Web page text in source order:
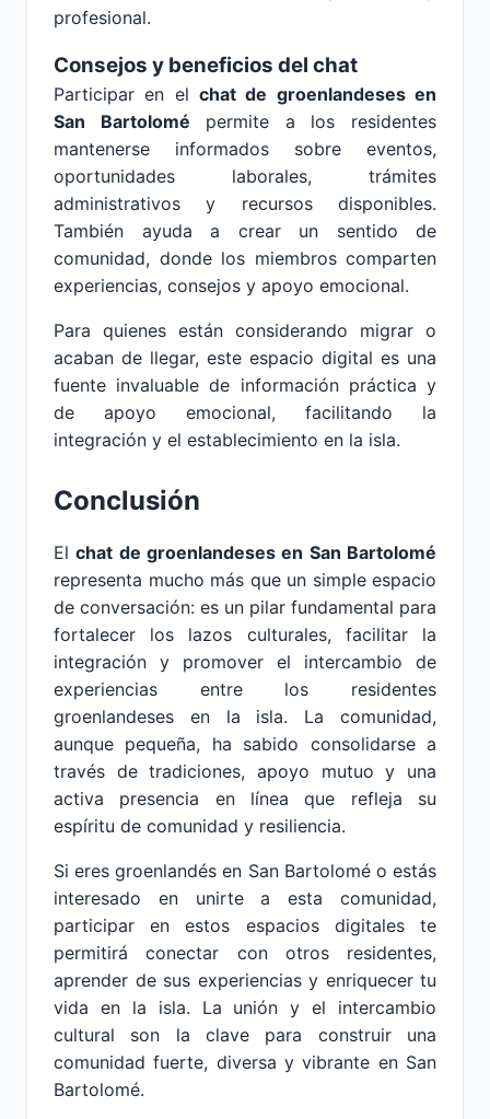
profesional.
Consejos y beneficios del chat
Participar en el chat de groenlandeses en
San Bartolomé permite a los residentes
mantenerse informados sobre eventos,
oportunidades laborales, trámites
administrativos y recursos disponibles.
También ayuda a crear un sentido de
comunidad, donde los miembros comparten
experiencias, consejos y apoyo emocional.
Para quienes están considerando migrar o
acaban de llegar, este espacio digital es una
fuente invaluable de información práctica y
de apoyo emocional, facilitando la
integración y el establecimiento en la isla.
Conclusión
Elchat de groenlandeses en San Bartolomé
representa mucho más que un simple espacio
de conversación: es un pilar fundamental para
fortalecer los lazos culturales, facilitar la
integración y promover el intercambio de
experiencias entre los residentes
groenlandeses en la isla. La comunidad,
aunque pequeña, ha sabido consolidarse a
través de tradiciones, apoyo mutuo y una
activa presencia en línea que refleja su
espíritu de comunidad y resiliencia.
Si eres groenlandés en San Bartolomé o estás
interesado en unirte a esta comunidad,
participar en estos espacios digitales te
permitirá conectar con otros residentes,
aprender de sus experiencias y enriquecer tu
vida en la isla. La unión y el intercambio
cultural son la clave para construir una
comunidad fuerte, diversa y vibrante en San
Bartolomé.